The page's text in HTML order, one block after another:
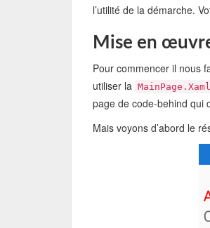
l’utilité de la démarche.
Mise en
Pour commencer il nous
utiliser la MainPage.Xaml
page de code-behind qui
Mais voyons d’abord le